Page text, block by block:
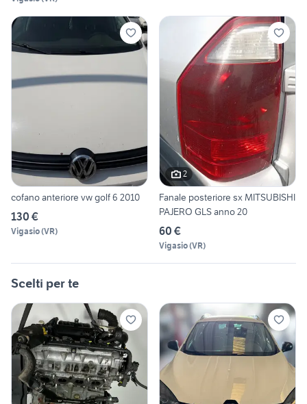
cofano anteriore vw golf 6 2010
130 €
Vigasio(VR)
2
Fanale posteriore sx MITSUBISHI
PAJERO GLS anno 20
60 €
Vigasio(VR)
Scelti per te